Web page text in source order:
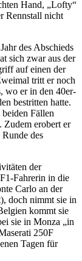
Hand, „Lofty“
Rennstall nicht
des Abschieds
sich zwar aus der
auf einen der
tritt er noch
wo er in den 40er-
bestritten hatte.
Fällen
Zudem erobert er
des
der
Fahrerin in die
Carlo an der
doch nimmt sie in
kommt sie
sie in Monza „in
250F
Tagen für